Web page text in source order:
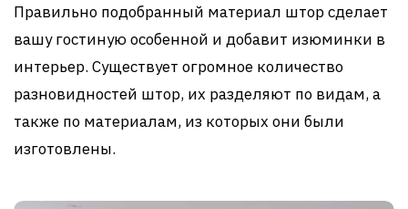
Правильно подобранный материал штор сделает
вашу гостиную особенной и добавит изюминки в
интерьер. Существует огромное количество
разновидностей штор, их разделяют по видам, а
также по материалам, из которых они были
изготовлены.